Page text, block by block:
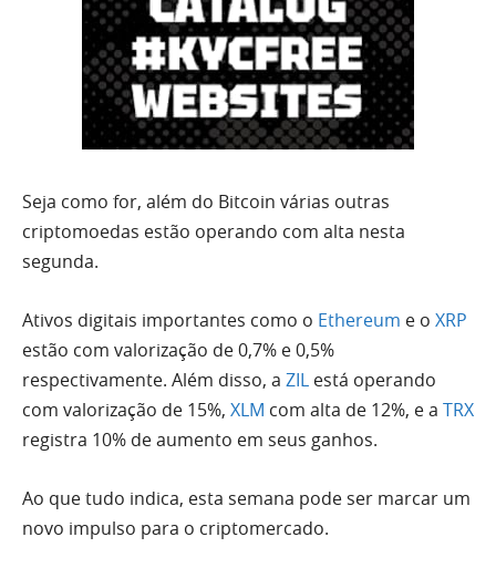
Seja como for, além do Bitcoin várias outras
criptomoedas estão operando com alta nesta
segunda.
Ativos digitais importantes como o Ethereum e o XRP
estão com valorização de 0,7% e 0,5%
respectivamente. Além disso, a ZIL está operando
com valorização de 15%, XLM com alta de 12%, e a TRX
registra 10% de aumento em seus ganhos.
Ao que tudo indica, esta semana pode ser marcar um
novo impulso para o criptomercado.